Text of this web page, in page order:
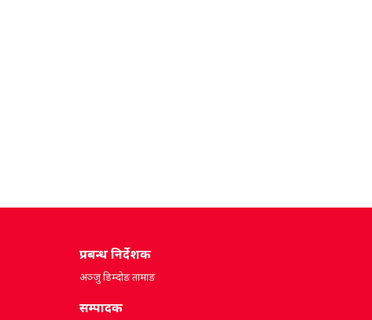
प्रबन्ध निर्देशक
अञ्जु डिम्दोङ तामाङ
सम्पादक